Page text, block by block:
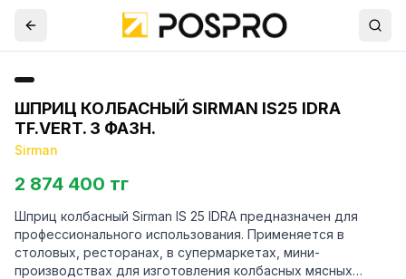
ШПРИЦ КОЛБАСНЫЙ SIRMAN IS25 IDRA
TF.VERT. 3 ФАЗН.
Sirman
2 874 400 тг
Шприц колбасный Sirman IS 25 IDRA предназначен для
профессионального использования. Применяется в
столовых, ресторанах, в супермаркетах, мини-
производствах для изготовления колбасных мясных